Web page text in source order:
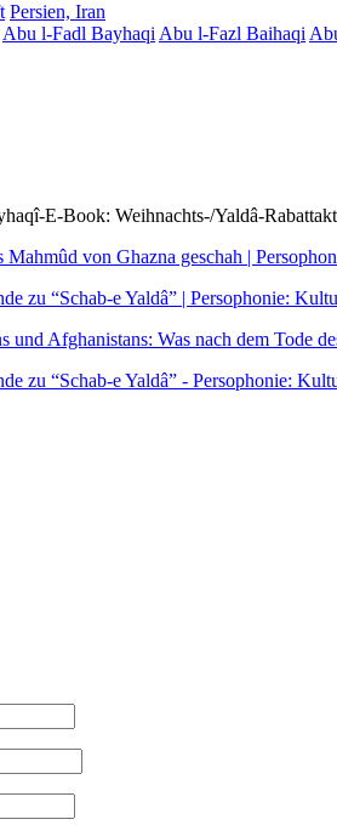
Persien, Iran
Abu l-Fadl Bayhaqi Abu l-Fazl Baihaqi
E-Book: Weihnachts-/Yaldâ-
Mahmûd von Ghazna geschah |
zu “Schab-e Yaldâ” | Persophonie:
und Afghanistans: Was nach dem Tode
zu “Schab-e Yaldâ” - Persophonie: